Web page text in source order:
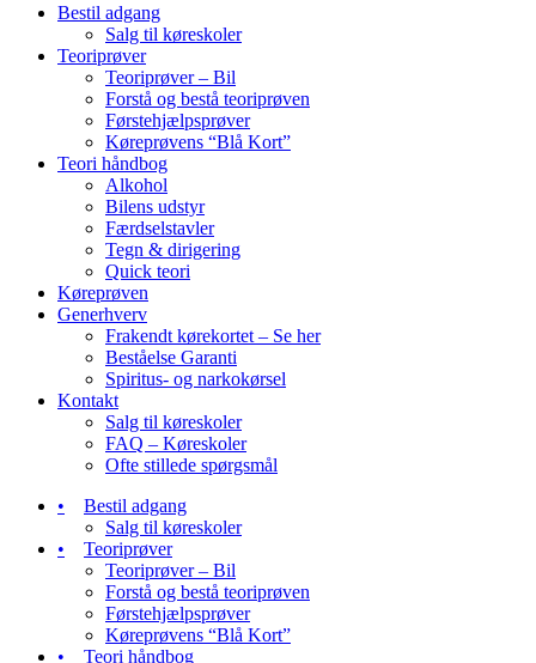
Bestil adgang
Salg til køreskoler
Teoriprøver
Teoriprøver – Bil
Forstå og bestå teoriprøven
Førstehjælpsprøver
Køreprøvens “Blå Kort”
Teori håndbog
Alkohol
Bilens udstyr
Færdselstavler
Tegn & dirigering
Quick teori
Køreprøven
Generhverv
Frakendt kørekortet – Se her
Beståelse Garanti
Spiritus- og narkokørsel
Kontakt
Salg til køreskoler
FAQ – Køreskoler
Ofte stillede spørgsmål
Bestil adgang
Salg til køreskoler
Teoriprøver
Teoriprøver – Bil
Forstå og bestå teoriprøven
Førstehjælpsprøver
Køreprøvens “Blå Kort”
Teori håndbog